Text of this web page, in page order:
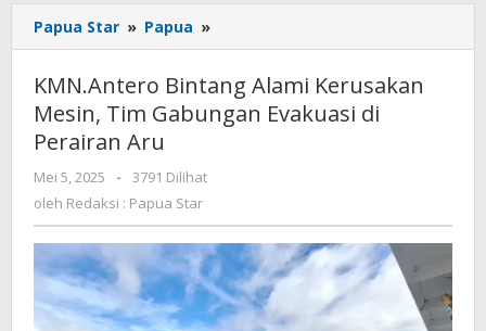
Papua Star » Papua »
Bintang
Kerusakan
Mesin,
Perairan
Aru
KMN.Antero Bintang Alami Kerusakan
Mesin, Tim Gabungan Evakuasi di
Perairan Aru
Mei 5, 2025
oleh
Redaksi
-
3791 Dilihat
oleh Redaksi : Papua Star